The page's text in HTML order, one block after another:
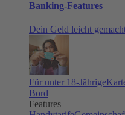
Banking-Features
Dein Geld leicht
Für unter 18-Jährige
Bord
Features